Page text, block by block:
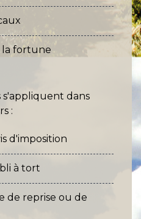
fortune
s'appliquent dans
:
d'imposition
à tort
de reprise ou de